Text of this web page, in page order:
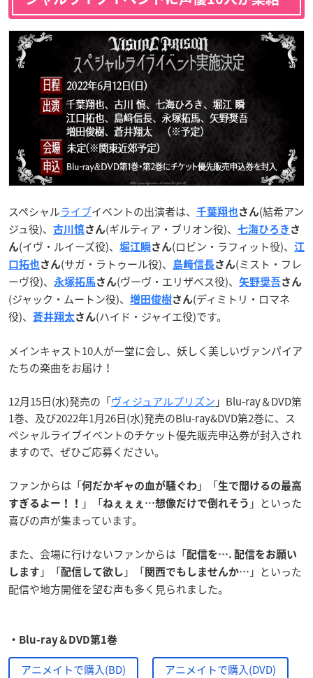
スペシャルライブイベントの出演者は、 千葉翔也 さん(結希アン
ジュ役)、
古川慎さん(ギルティア・ブリオン役)、 七海ひろき さ
ん(イヴ・ルイーズ役)、 堀江瞬さん(ロビン・ラフィット役)、
江
口拓也 さん(サガ・ラトゥール役)、 島﨑信長さん(ミスト・フレ
ーヴ役)、
永塚拓馬 さん(ヴーヴ・エリザベス役)、 矢野奨吾さん
(ジャック・ムートン役)、 増田俊樹さん(ディミトリ・ロマネ
役)、
蒼井翔太さん(ハイド・ジャイエ役)です。
メインキャスト10人が一堂に会し、妖しく美しいヴァンパイア
たちの楽曲をお届け！
12月15日(水)発売の「ヴィジュアルプリズン 」Blu-ray＆DVD第
1巻、及び2022年1月26日(水)発売のBlu-ray&DVD第2巻に、ス
ペシャルライブイベントのチケット優先販売申込券が封入され
ますので、ぜひご応募ください。
ファンからは「何だかギャの血が騒ぐわ 」「生で聞けるの最高
すぎるよー！！
」「ねぇぇぇ…想像だけで倒れそう 」といった
喜びの声が集まっています。
また、会場に行けないファンからは「配信を…. 配信をお願い
します 」「配信して欲し 」「 関西でもしませんか… 」といった
配信や地方開催を望む声も多く見られました。
・Blu-ray＆DVD第1巻
アニメイトで購入(BD) アニメイトで購入(DVD)